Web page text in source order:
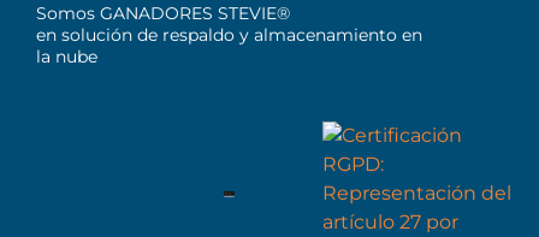
Somos GANADORES STEVIE®
en solución de respaldo y almacenamiento en
la nube